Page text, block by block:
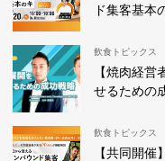
ド集客基本
飲食トピックス
【焼肉経
せるための
飲食トピックス
【共同開